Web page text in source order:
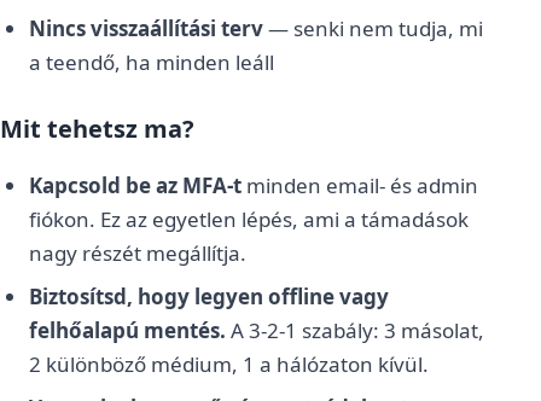
Nincs visszaállítási terv— senki nem tudja, mi
a teendő, ha minden leáll
Mit tehetsz ma?
Kapcsold be az MFA-t minden email- és admin
fiókon. Ez az egyetlen lépés, ami a támadások
nagy részét megállítja.
Biztosítsd, hogy legyen offline vagy
felhőalapú mentés. A 3-2-1 szabály: 3 másolat,
2 különböző médium, 1 a hálózaton kívül.